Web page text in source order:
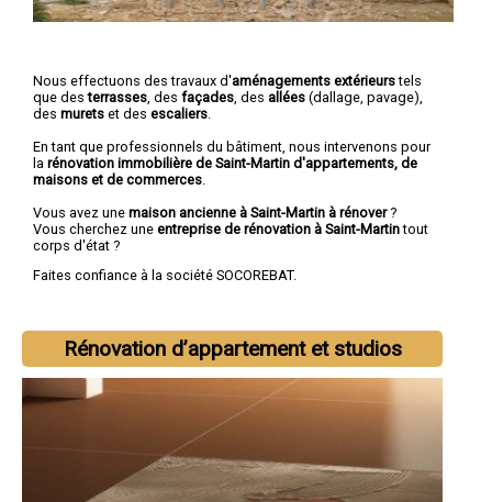
Nous effectuons des travaux d'aménagements extérieurstels
que desterrasses , des façades , des allées (dallage, pavage),
des murets et des escaliers
En tant que professionnels du bâtiment, nous intervenons pour
la rénovation immobilière de Saint-Martin d'appartements, de
maisons et de commerces
Vous avez une maison ancienne à Saint-Martin à rénover?
Vous cherchez une entreprise de rénovation à Saint-Martintout
corps d'état ?
Faites confiance à la société SOCOREBAT.
Rénovation d’appartement et studios